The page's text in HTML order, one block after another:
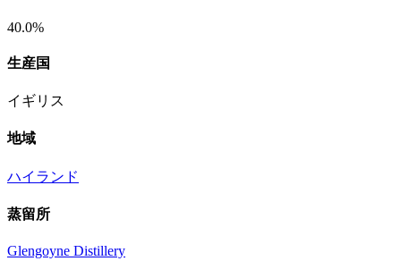
40.0%
生産国
イギリス
地域
ハイランド
蒸留所
Glengoyne Distillery